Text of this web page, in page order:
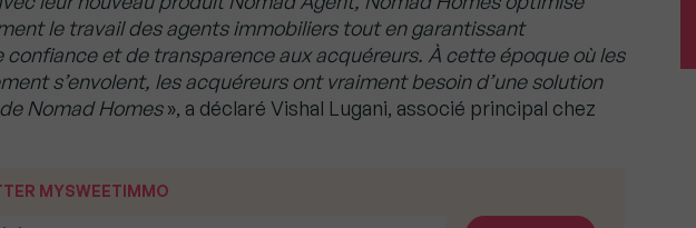
le travail des agents immobiliers tout en garantissant
confiance et de transparence aux acquéreurs. À cette époque où les
s’envolent, les acquéreurs ont vraiment besoin d’une solution
Nomad Homes», a déclaré Vishal Lugani, associé principal chez
MYSWEETIMMO